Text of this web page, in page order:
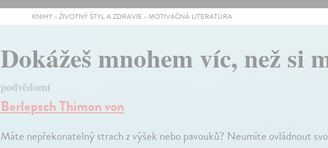
KNIHY -ŽIVOTNÝ ŠTÝL A ZDRAVIE -MOTIVAČNÁ LITERATÚRA
Dokážeš mnohem víc, než si
podvědomí
Berlepsch Thimon von
Máte nepřekonatelný strach z výšek nebo pavouků? Neumíte ovládnout